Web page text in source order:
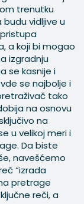
trenutku
vidljive u
a koji bi mogao
izgradnju
se kasnije i
se najbolje i
tako
na osnovu
na
u velikoj meri i
Da biste
navešćemo
“izrada
pretrage
reči, a